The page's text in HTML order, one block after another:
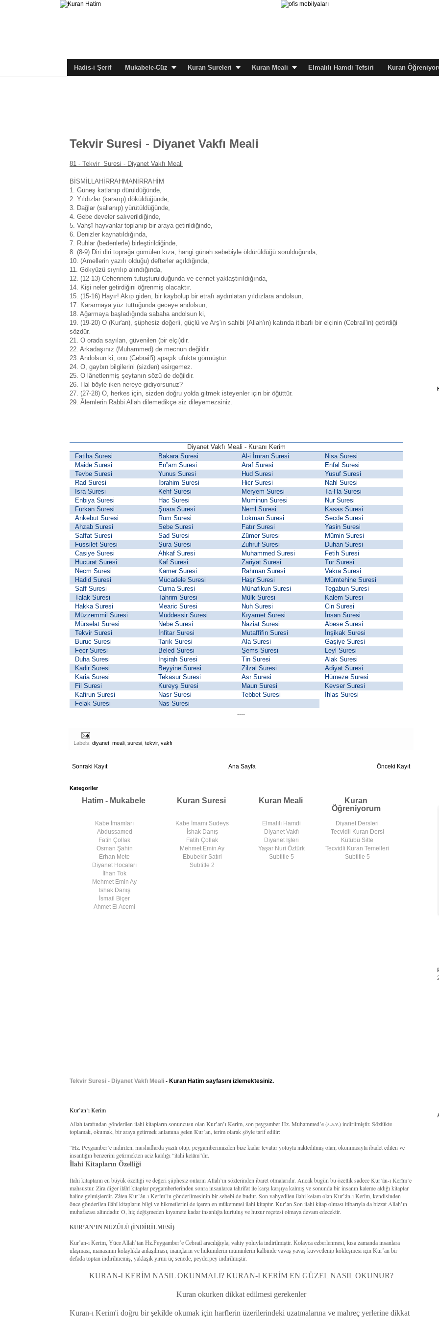
Hadis-i Şerif Mukabele-Cüz Kuran Sureleri Kuran Meali Elmalılı Hamdi Tefsiri Kuran
Tekvir Suresi - Diyanet Vakfı Meali
81 - Tekvir Suresi - Diyanet Vakfı Meali
BİSMİLLAHİRRAHMANİRRAHİM
1. Güneş katlanıp dürüldüğünde,
2. Yıldızlar (kararıp) döküldüğünde,
3. Dağlar (sallanıp) yürütüldüğünde,
4. Gebe develer salıverildiğinde,
5. Vahşî hayvanlar toplanıp bir araya getirildiğinde,
6. Denizler kaynatıldığında,
7. Ruhlar (bedenlerle) birleştirildiğinde,
8. (8-9) Diri diri toprağa gömülen kıza, hangi günah sebebiyle öldürüldüğü sorulduğunda,
10. (Amellerin yazılı olduğu) defterler açıldığında,
11. Gökyüzü sıyrılıp alındığında,
12. (12-13) Cehennem tutuşturulduğunda ve cennet yaklaştırıldığında,
14. Kişi neler getirdiğini öğrenmiş olacaktır.
15. (15-16) Hayır! Akıp giden, bir kaybolup bir etrafı aydınlatan yıldızlara andolsun,
17. Kararmaya yüz tuttuğunda geceye andolsun,
18. Ağarmaya başladığında sabaha andolsun ki,
19. (19-20) O (Kur'an), şüphesiz değerli, güçlü ve Arş'ın sahibi (Allah'ın) katında itibarlı bir elçinin (Cebrail'in) getirdiği
sözdür.
21. O orada sayılan, güvenilen (bir elçi)dir.
22. Arkadaşınız (Muhammed) de mecnun değildir.
23. Andolsun ki, onu (Cebrail'i) apaçık ufukta görmüştür.
24. O, gaybın bilgilerini (sizden) esirgemez.
25. O lânetlenmiş şeytanın sözü de değildir.
26. Hal böyle iken nereye gidiyorsunuz?
27. (27-28) O, herkes için, sizden doğru yolda gitmek isteyenler için bir öğüttür.
29. Âlemlerin Rabbi Allah dilemedikçe siz dileyemezsiniz.
Diyanet Vakfı Meali - Kuranı Kerim
Fatiha Suresi
Bakara Suresi Al-i İmran Suresi
Nisa Suresi
Maide Suresi
En”am Suresi Araf Suresi
Enfal Suresi
Tevbe Suresi
Yunus Suresi Hud Suresi
Yusuf Suresi
Rad Suresi
İbrahim Suresi Hicr Suresi
Nahl Suresi
İsra Suresi
Kehf Suresi Meryem Suresi
Ta-Ha Suresi
Enbiya Suresi
Hac Suresi Muminun Suresi
Nur Suresi
Furkan Suresi
Şuara Suresi Neml Suresi
Kasas Suresi
Ankebut Suresi
Rum Suresi Lokman Suresi
Secde Suresi
Ahzab Suresi
Sebe Suresi Fatır Suresi
Yasin Suresi
Saffat Suresi
Sad Suresi Zümer Suresi
Mümin Suresi
Fussilet Suresi
Şura Suresi Zuhruf Suresi
Duhan Suresi
Casiye Suresi
Ahkaf Suresi Muhammed Suresi
Fetih Suresi
Hucurat Suresi
Kaf Suresi Zariyat Suresi
Tur Suresi
Necm Suresi
Kamer Suresi Rahman Suresi
Vakıa Suresi
Hadid Suresi
Mücadele Suresi Haşr Suresi
Mümtehine Suresi
Saff Suresi
Cuma Suresi Münafikun Suresi
Tegabun Suresi
Talak Suresi
Tahrim Suresi Mülk Suresi
Kalem Suresi
Hakka Suresi
Mearic Suresi Nuh Suresi
Cin Suresi
Müzzemmil Suresi
Müddessir Suresi Kıyamet Suresi
İnsan Suresi
Mürselat Suresi
Nebe Suresi Naziat Suresi
Abese Suresi
Tekvir Suresi
İnfitar Suresi Mutaffifin Suresi
İnşikak Suresi
Buruc Suresi
Tarık Suresi Ala Suresi
Gaşiye Suresi
Fecr Suresi
Beled Suresi Şems Suresi
Leyl Suresi
Duha Suresi
İnşirah Suresi Tin Suresi
Alak Suresi
Kadir Suresi
Beyyine Suresi Zilzal Suresi
Adiyat Suresi
Karia Suresi
Tekasur Suresi Asr Suresi
Hümeze Suresi
Fil Suresi
Kureyş Suresi Maun Suresi
Kevser Suresi
Kafirun Suresi
Nasr Suresi Tebbet Suresi
İhlas Suresi
Felak Suresi
Nas Suresi
----
Labels: diyanet meali suresi tekvir, vakfı
Sonraki Kayıt Önceki Kayıt
Ana Sayfa
Kategoriler
Hatim - Mukabele Kuran Suresi Kuran Meali
Kuran
Öğreniyorum
Kabe İmamları
Abdussamed
Fatih Çollak
Osman Şahin
Erhan Mete
Diyanet Hocaları
İlhan Tok
Mehmet Emin Ay
İshak Danış
İsmail Biçer
Ahmet El Acemi
Kabe İmamı Sudeys
İshak Danış
Fatih Çollak
Mehmet Emin Ay
Ebubekir Satıri
Subtitle 2
Elmalılı Hamdi
Diyanet Vakfı
Diyanet İşleri
Yaşar Nuri Öztürk
Subtitle 5
Diyanet Dersleri
Tecvidli Kuran Dersi
Kütübü Sitte
Tecvidli Kuran Temelleri
Subtitle 5
Tekvir Suresi - Diyanet Vakfı Meali - Kuran Hatim sayfasını izlemektesiniz.
Kur’an’ı Kerim
Allah tarafından gönderilen ilahi kitapların sonuncusu olan Kur’an’ı Kerim, son peygamber Hz. Muhammed’e (s.a.v.) indirilmiştir. Sözlükte
toplamak, okumak, bir araya getirmek anlamına gelen Kur’an, terim olarak şöyle tarif edilir:
“Hz. Peygamber’e indirilen, mushaflarda yazılı olup, peygamberimizden bize kadar tevatür yoluyla nakledilmiş olan; okunmasıyla ibadet edilen ve
insanlığın benzerini getirmekten aciz kaldığı “ilahi kelâm”dır.
İlahi Kitapların Özelliği
İlahi kitapların en büyük özelliği ve değeri şüphesiz onların Allah’ın sözlerinden ibaret olmalarıdır. Ancak bugün bu özellik sadece Kur’ân-ı Kerîm’e
mahsustur. Zira diğer ilâhî kitaplar peygamberlerinden sonra insanlarca tahrifat ile karşı karşıya kalmış ve sonunda bir insanın kaleme aldığı kitaplar
haline gelmişlerdir. Zâten Kur’ân-ı Kerîm’in gönderilmesinin bir sebebi de budur. Son vahyedilen ilahi kelam olan Kur’ân-ı Kerîm, kendisinden
önce gönderilen ilâhî kitapların bilgi ve hikmetlerini de içeren en mükemmel ilahi kitaptır. Kur’an Son ilahi kitap olması itibarıyla da bizzat Allah’ın
muhafazası altındadır. O, hiç değişmeden kıyamete kadar insanlığa kurtuluş ve huzur reçetesi olmaya devam edecektir.
KUR’AN’IN NÜZÛLÜ (İNDİRİLMESİ)
Kur’an-ı Kerim, Yüce Allah’tan Hz.Peygamber’e Cebrail aracılığıyla, vahiy yoluyla indirilmiştir. Kolayca ezberlenmesi, kısa zamanda insanlara
ulaşması, manasının kolaylıkla anlaşılması, inançların ve hükümlerin müminlerin kalbinde yavaş yavaş kuvvetlenip kökleşmesi için Kur’an bir
defada toptan indirilmemiş, yaklaşık yirmi üç senede, peyderpey indirilmiştir.
KURAN-I KERİM NASIL OKUNMALI? KURAN-I KERİM EN GÜZEL NASIL OKUNUR?
Kuran okurken dikkat edilmesi gerekenler
Kuran-ı Kerim'i doğru bir şekilde okumak için harflerin üzerilerindeki uzatmalarına ve mahreç yerlerine dikkat